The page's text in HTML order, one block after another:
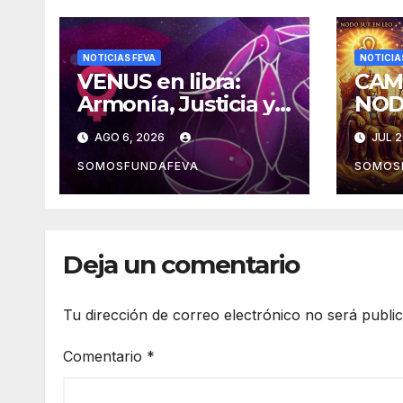
NOTICIAS FEVA
VENUS en libra:
Armonía, Justicia y
Diplomacia
AGO 6, 2026
SOMOSFUNDAFEVA
laJUL
Deja un comentario
Tu dirección de correo electrónico no será
Comentario *